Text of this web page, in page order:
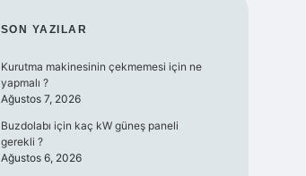
SIDEBAR
SON YAZILAR
Kurutma makinesinin çekmemesi için ne
yapmalı ?
Ağustos 7, 2026
Buzdolabı için kaç kW güneş paneli
gerekli ?
Ağustos 6, 2026